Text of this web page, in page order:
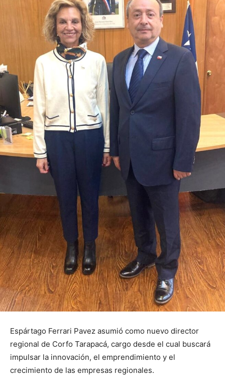
Espártago Ferrari Pavez asumió como nuevo director
regional de Corfo Tarapacá, cargo desde el cual buscará
impulsar la innovación, el emprendimiento y el
crecimiento de las empresas regionales.